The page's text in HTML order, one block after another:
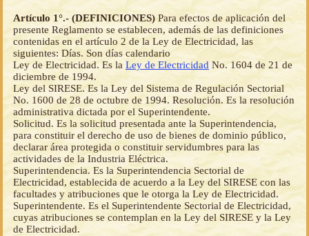
Artículo 1°.- (DEFINICIONES) Para efectos de aplicación del
presente Reglamento se establecen, además de las definiciones
contenidas en el artículo 2 de la Ley de Electricidad, las
siguientes: Días. Son días calendario
Ley de Electricidad. Es la Ley de Electricidad No. 1604 de 21 de
diciembre de 1994.
Ley del SIRESE. Es la Ley del Sistema de Regulación Sectorial
No. 1600 de 28 de octubre de 1994. Resolución. Es la resolución
administrativa dictada por el Superintendente.
Solicitud. Es la solicitud presentada ante la Superintendencia,
para constituir el derecho de uso de bienes de dominio público,
declarar área protegida o constituir servidumbres para las
actividades de la Industria Eléctrica.
Superintendencia. Es la Superintendencia Sectorial de
Electricidad, establecida de acuerdo a la Ley del SIRESE con las
facultades y atribuciones que le otorga la Ley de Electricidad.
Superintendente. Es el Superintendente Sectorial de Electricidad,
cuyas atribuciones se contemplan en la Ley del SIRESE y la Ley
de Electricidad.